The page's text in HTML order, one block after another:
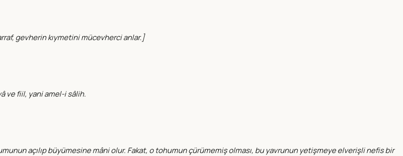
gevherin kıymetini mücevherci anlar.]
ve fiil, yani amel-i sâlih.
açılıp büyümesine mâni olur. Fakat, o tohumun çürümemiş olması, bu yavrunun yetişmeye elverişli nefis bir